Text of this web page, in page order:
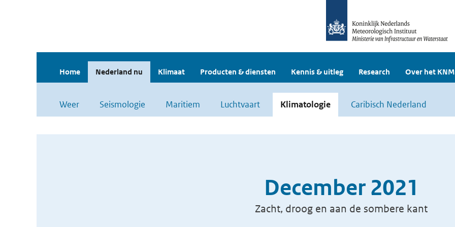
Home Nederland nu Klimaat Producten & diensten Kennis & uitleg Research Over het
Weer Seismologie Maritiem Luchtvaart Klimatologie Caribisch Nederland
December 2021
Zacht, droog en aan de sombere kant